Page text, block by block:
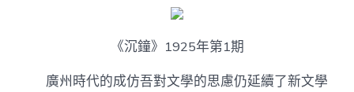
《沉鐘》1925年第1期
廣州時代的成仿吾對文學的思慮仍延續了新文學